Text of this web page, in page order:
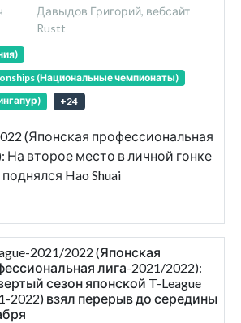
Давыдов Григорий, вебсайт
Rustt
(Национальные чемпионаты)
+24
(Японская профессиональная
На второе место в личной гонке
Hao Shuai
2021/2022 (Японская
лига-2021/2022):
сезон японской T-League
2022) взял перерыв до середины